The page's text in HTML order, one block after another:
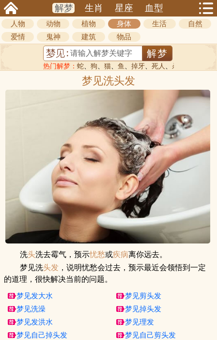
解梦 生肖 星座 血型
人物 动物 植物 身体 生活
自然
爱情
鬼神 建筑 物品
热门解梦： 蛇、 狗、 猫、 鱼 、 掉牙、 死人 、 杀人
梦见洗头发
洗头洗去霉气，预示忧愁或疾病离你远去。
梦见洗头发，说明忧愁会过去，预示最近会领悟到一定
的道理，很快解决当前的问题。
梦见发大水
梦见剪头发
梦见洗澡
梦见掉头发
梦见发洪水
梦见理发
梦见自己掉头发
梦见自己剪头发